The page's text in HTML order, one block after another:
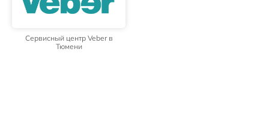
Сервисный центр Veber в
Тюмени